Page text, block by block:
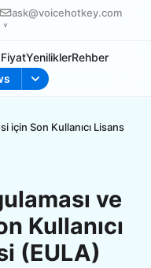
ask@voicehotkey.com
FiyatYeniliklerRehber
için Son Kullanıcı Lisans
ve
Kullanıcı
(EULA)